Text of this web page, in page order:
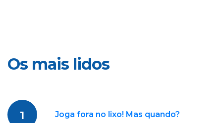
Os mais lidos
1 Joga fora no lixo! Mas quando?